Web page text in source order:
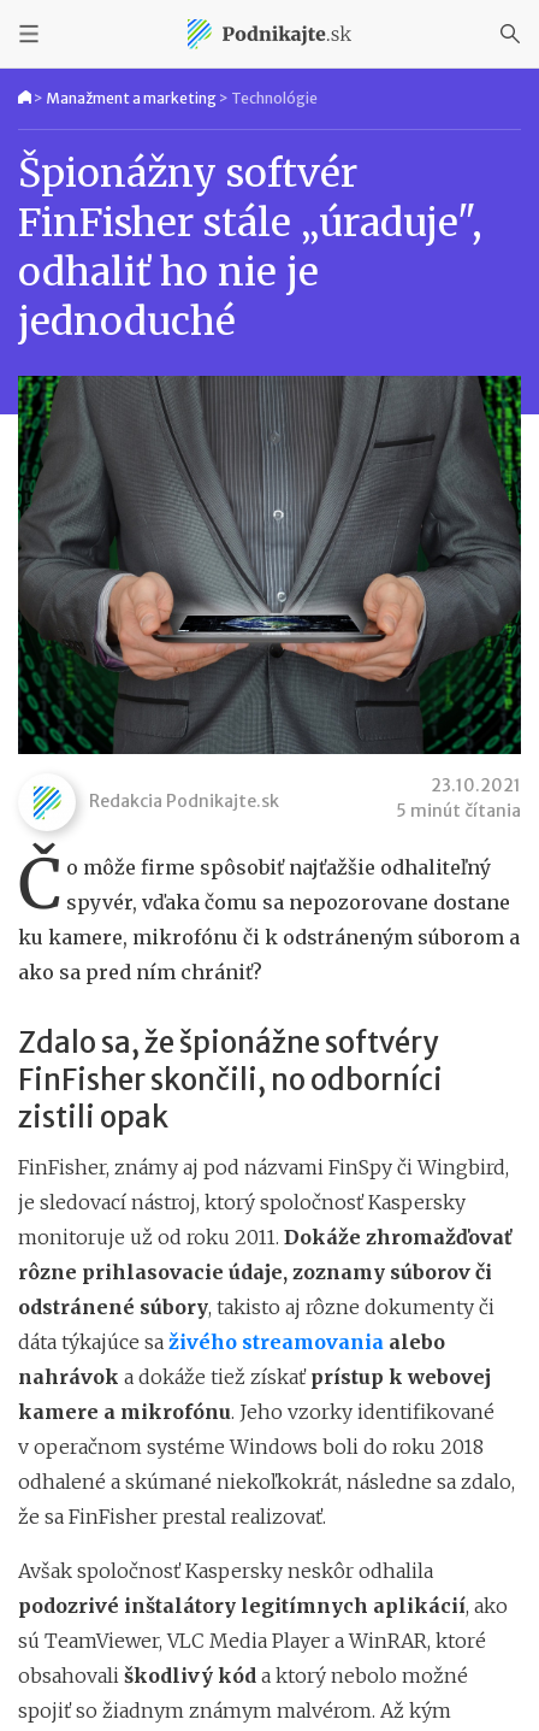
> Manažment a marketing > Technológie
Špionážny softvér
FinFisher stále „úraduje",
odhaliť ho nie je
jednoduché
Redakcia Podnikajte.sk
23.10.2021
5 minút čítania
Č o môže firme spôsobiť najťažšie odhaliteľný
spyvér, vďaka čomu sa nepozorovane dostane
ku kamere, mikrofónu či k odstráneným súborom a
ako sa pred ním chrániť?
Zdalo sa, že špionážne softvéry
FinFisher skončili, no odborníci
zistili opak
FinFisher, známy aj pod názvami FinSpy či Wingbird,
je sledovací nástroj, ktorý spoločnosť Kaspersky
monitoruje už od roku 2011. Dokáže zhromažďovať
rôzne prihlasovacie údaje, zoznamy súborov či
odstránené súbory, takisto aj rôzne dokumenty či
dáta týkajúce sa živého streamovania alebo
nahrávok a dokáže tiež získať prístup k webovej
kamere a mikrofónu. Jeho vzorky identifikované
v operačnom systéme Windows boli do roku 2018
odhalené a skúmané niekoľkokrát, následne sa zdalo,
že sa FinFisher prestal realizovať.
Avšak spoločnosť Kaspersky neskôr odhalila
podozrivé inštalátory legitímnych aplikácií, ako
sú TeamViewer, VLC Media Player a WinRAR, ktoré
obsahovali škodlivý kód a ktorý nebolo možné
spojiť so žiadnym známym malvérom. Až kým